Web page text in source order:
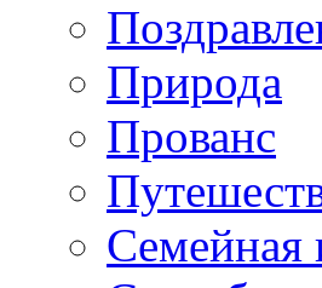
Природа
Прованс
Семейная